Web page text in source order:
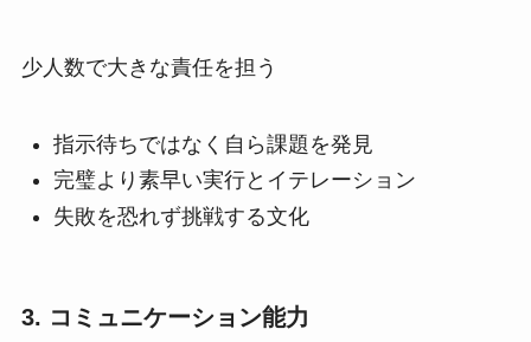
少人数で大きな責任を担う
指示待ちではなく自ら課題を発見
完璧より素早い実行とイテレーション
失敗を恐れず挑戦する文化
3. コミュニケーション能力